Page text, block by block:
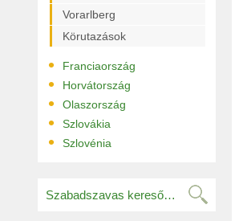
Vorarlberg
Körutazások
• Franciaország
• Horvátország
• Olaszország
• Szlovákia
• Szlovénia